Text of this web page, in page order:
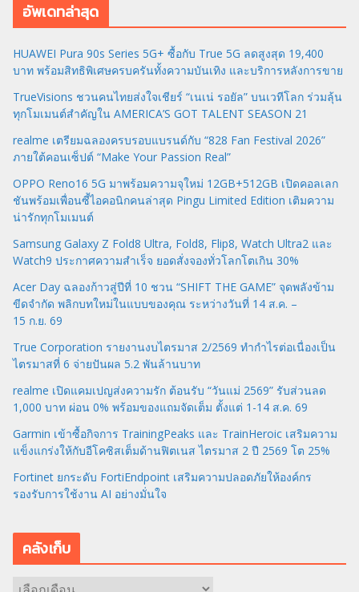
อัพเดทล่าสุด
HUAWEI Pura 90s Series 5G+ ซื้อกับ True 5G ลดสูงสุด 19,400
บาท พร้อมสิทธิพิเศษครบครันทั้งความบันเทิง และบริการหลังการขาย
TrueVisions ชวนคนไทยส่งใจเชียร์ “เนเน่ รอยัล” บนเวทีโลก ร่วมลุ้น
ทุกโมเมนต์สำคัญใน AMERICA’S GOT TALENT SEASON 21
realme เตรียมฉลองครบรอบแบรนด์กับ “828 Fan Festival 2026”
ภายใต้คอนเซ็ปต์ “Make Your Passion Real”
OPPO Reno16 5G มาพร้อมความจุใหม่ 12GB+512GB เปิดคอลเลก
ชันพร้อมเพื่อนซี้ไอคอนิกคนล่าสุด Pingu Limited Edition เติมความ
น่ารักทุกโมเมนต์
Samsung Galaxy Z Fold8 Ultra, Fold8, Flip8, Watch Ultra2 และ
Watch9 ประกาศความสำเร็จ ยอดสั่งจองทั่วโลกโตเกิน 30%
Acer Day ฉลองก้าวสู่ปีที่ 10 ชวน “SHIFT THE GAME” จุดพลังข้าม
ขีดจำกัด พลิกบทใหม่ในแบบของคุณ ระหว่างวันที่ 14 ส.ค. –
15 ก.ย. 69
True Corporation รายงานงบไตรมาส 2/2569 ทำกำไรต่อเนื่องเป็น
ไตรมาสที่ 6 จ่ายปันผล 5.2 พันล้านบาท
realme เปิดแคมเปญส่งความรัก ต้อนรับ “วันแม่ 2569” รับส่วนลด
1,000 บาท ผ่อน 0% พร้อมของแถมจัดเต็ม ตั้งแต่ 1-14 ส.ค. 69
Garmin เข้าซื้อกิจการ TrainingPeaks และ TrainHeroic เสริมความ
แข็งแกร่งให้กับอีโคซิสเต็มด้านฟิตเนส ไตรมาส 2 ปี 2569 โต 25%
Fortinet ยกระดับ FortiEndpoint เสริมความปลอดภัยให้องค์กร
รองรับการใช้งาน AI อย่างมั่นใจ
คลังเก็บ